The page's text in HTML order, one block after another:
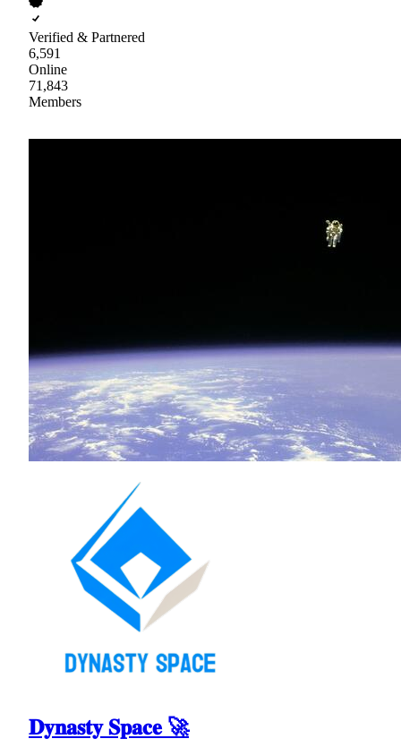
Verified & Partnered
6,591
Online
71,843
Members
𝐃𝐲𝐧𝐚𝐬𝐭𝐲 𝐒𝐩𝐚𝐜𝐞 🚀